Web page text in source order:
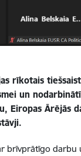
rīkotais
un
Eiropas Ārējās
brīvprātīgo darbu